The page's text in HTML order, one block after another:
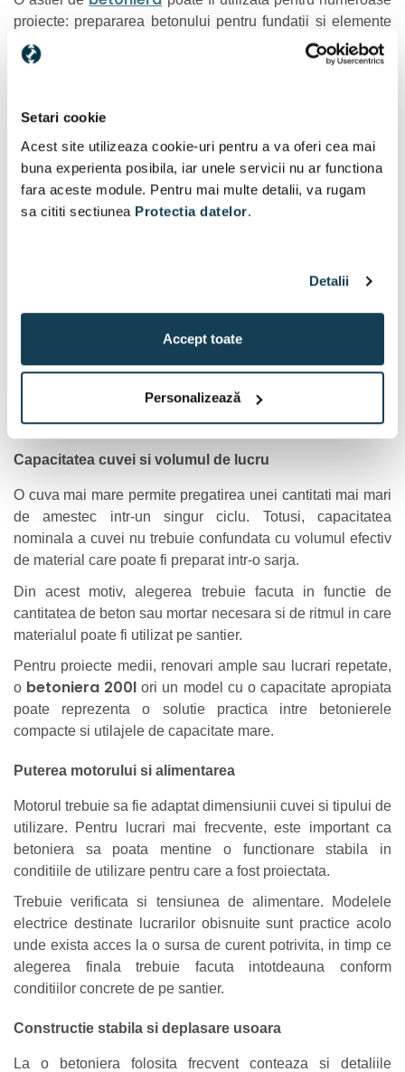
Setari cookie
Acest site utilizeaza cookie-uri pentru a va oferi cea mai
buna experienta posibila, iar unele servicii nu ar functiona
fara aceste module. Pentru mai multe detalii, va rugam
sa cititi sectiunea Protectia datelor.
Detalii
Accept toate
Personalizează
proiecte: prepararea betonului pentru fundatii si elemente
de constructie, amestecarea mortarului pentru zidarie,
realizarea sapelor sau diferite lucrari de renovare si
Fata de amestecarea manuala, utilizarea unei betoniere
permite pregatirea mai eficienta si mai uniforma a
materialului. Acest lucru devine deosebit de important in
cazul lucrarilor unde sunt necesare mai multe sarje
consecutive.
Capacitatea cuvei este un criteriu important, dar nu trebuie
potrivite merita luate in calcul si puterea motorului, modul
de transmisie, constructia cadrului si usurinta cu care
utilajul poate fi deplasat sau golit.
Capacitatea cuvei si volumul de lucru
O cuva mai mare permite pregatirea unei cantitati mai mari
de amestec intr-un singur ciclu. Totusi, capacitatea
nominala a cuvei nu trebuie confundata cu volumul efectiv
de material care poate fi preparat intr-o sarja.
Din acest motiv, alegerea trebuie facuta in functie de
cantitatea de beton sau mortar necesara si de ritmul in care
materialul poate fi utilizat pe santier.
Pentru proiecte medii, renovari ample sau lucrari repetate,
o betoniera 200l ori un model cu o capacitate apropiata
poate reprezenta o solutie practica intre betonierele
compacte si utilajele de capacitate mare.
Puterea motorului si alimentarea
Motorul trebuie sa fie adaptat dimensiunii cuvei si tipului de
utilizare. Pentru lucrari mai frecvente, este important ca
betoniera sa poata mentine o functionare stabila in
conditiile de utilizare pentru care a fost proiectata.
Trebuie verificata si tensiunea de alimentare. Modelele
electrice destinate lucrarilor obisnuite sunt practice acolo
unde exista acces la o sursa de curent potrivita, in timp ce
alegerea finala trebuie facuta intotdeauna conform
conditiilor concrete de pe santier.
Constructie stabila si deplasare usoara
La o betoniera folosita frecvent conteaza si detaliile